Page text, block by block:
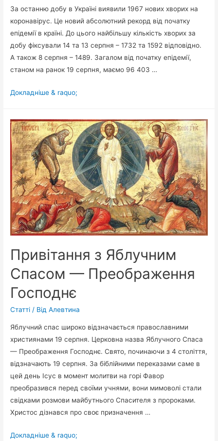
За останню добу в Україні виявили 1967 нових хворих на
коронавірус. Це новий абсолютний рекорд від початку
епідемії в країні. До цього найбільшу кількість хворих за
добу фіксували 14 та 13 серпня – 1732 та 1592 відповідно.
А також 8 серпня – 1489. Загалом від початку епідемії,
станом на ранок 19 серпня, маємо 96 403 …
Плюс
добу:
Україна
встановила
новий
рекорд
по
Covid-
19
Докладніше & raquo;
Привітання з Яблучним
Спасом — Преображення
Господнє
Статті / ВідАлевтина
Яблучний спас широко відзначається православними
християнами 19 серпня. Церковна назва Яблучного Спаса
— Преображення Господнє. Свято, починаючи з 4 століття,
відзначають 19 серпня. За біблійними переказами саме в
цей день Ісус в момент молитви на горі Фавор
преобразився перед своїми учнями, вони мимоволі стали
свідками розмови майбутнього Спасителя з пророками.
Христос дізнався про своє призначення …
Привітання
Докладніше & raquo;